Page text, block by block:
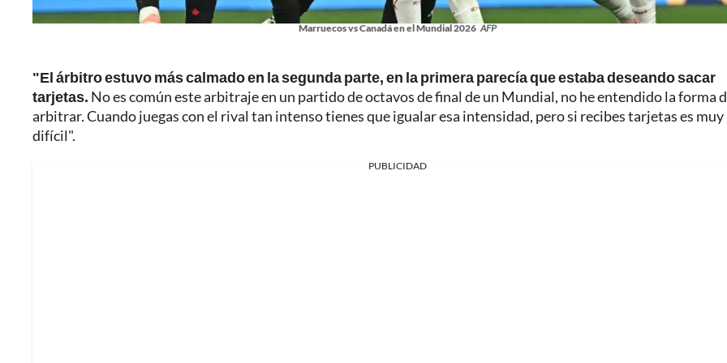
Marruecos vs Canadá en el Mundial 2026 AFP
"El árbitro estuvo más calmado en la segunda parte, en la primera parecía que estaba deseando sacar
tarjetas. No es común este arbitraje en un partido de octavos de final de un Mundial, no he entendido la forma
arbitrar. Cuando juegas con el rival tan intenso tienes que igualar esa intensidad, pero si recibes tarjetas es muy
difícil".
PUBLICIDAD